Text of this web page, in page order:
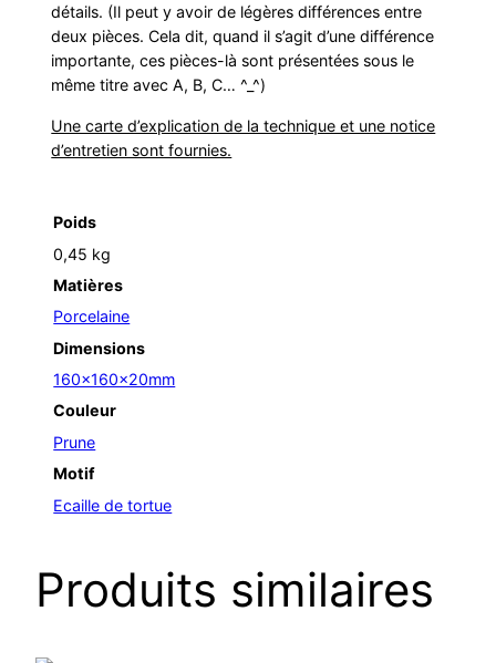
détails. (Il peut y avoir de légères différences entre
deux pièces. Cela dit, quand il s’agit d’une différence
importante, ces pièces-là sont présentées sous le
même titre avec A, B, C… ^_^)
Une carte d’explication de la technique et une notice
d’entretien sont fournies.
Poids
0,45 kg
Matières
Porcelaine
Dimensions
160x160x20mm
Couleur
Prune
Motif
Ecaille de tortue
Produits similaires